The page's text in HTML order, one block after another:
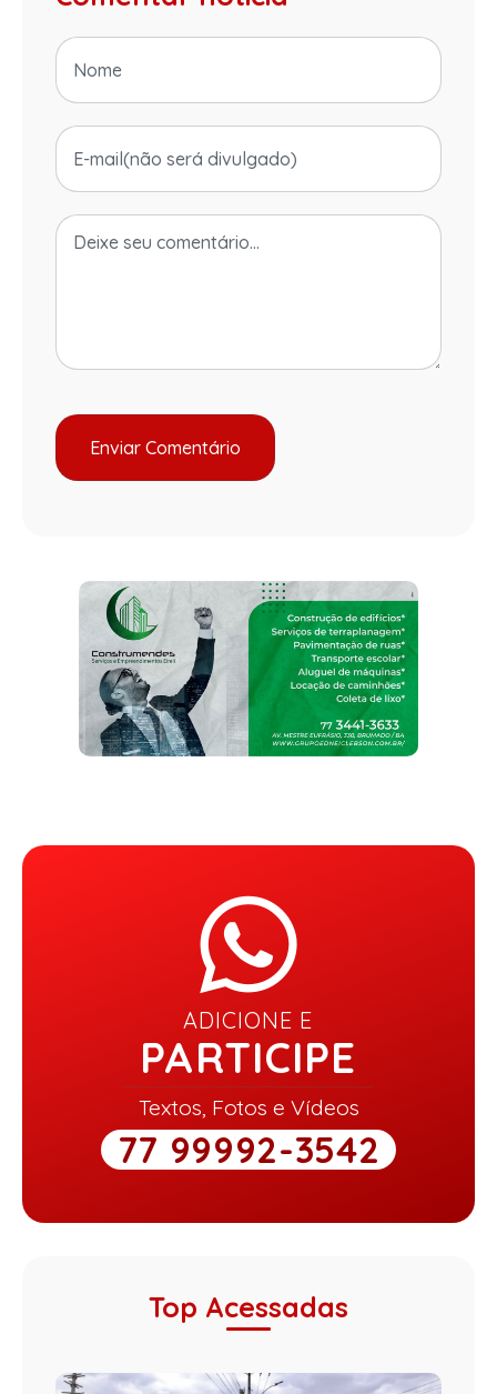
ADICIONE E
PARTICIPE
Textos, Fotos e Vídeos
77 99992-3542
Top Acessadas